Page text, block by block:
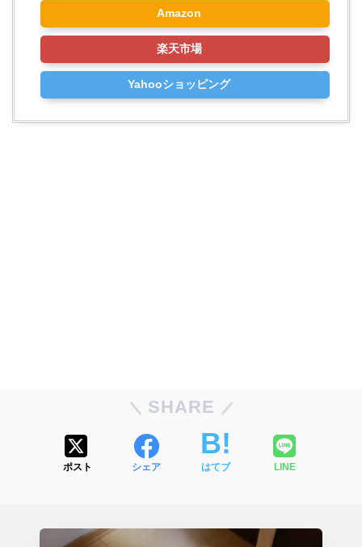
Amazon
楽天市場
Yahooショッピング
SHARE
ポスト シェア はてブ LINE